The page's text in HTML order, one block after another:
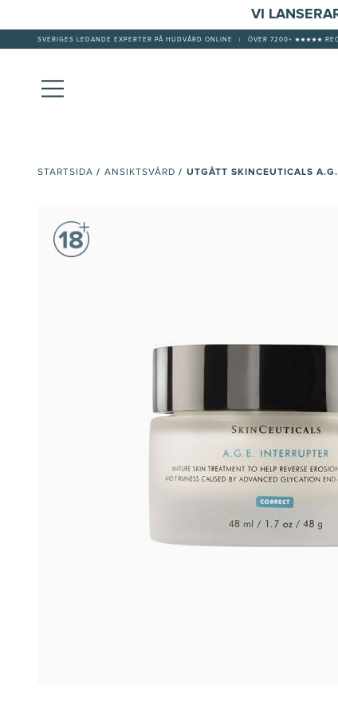
VI
SVERIGES LEDANDE EXPERTER PÅ HUDVÅRD ONLINE ÖVER 7200+ ★★★★★
STARTSIDA / ANSIKTSVÅRD / UTGÅTT SKINCEUTICALS